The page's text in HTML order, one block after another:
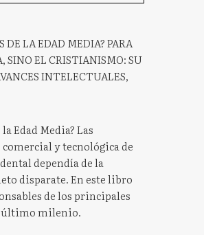
DE LA EDAD MEDIA? PARA
SINO EL CRISTIANISMO: SU
INTELECTUALES,
Edad Media? Las
y tecnológica de
dependía de la
disparate. En este libro
de los principales
último milenio.